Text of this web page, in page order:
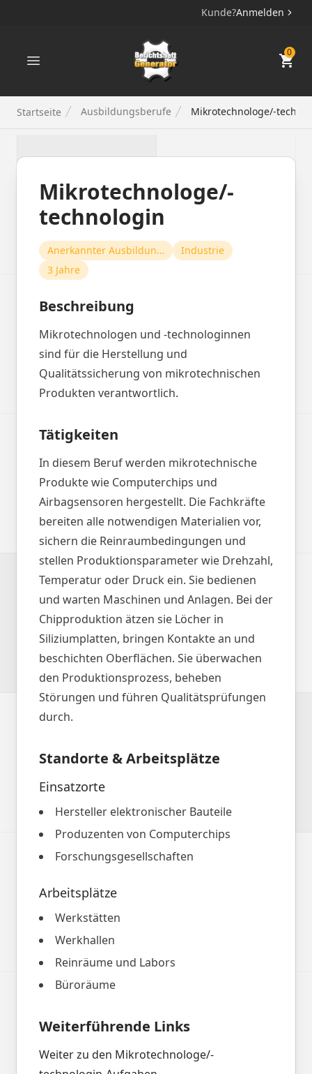
Kunde?Anmelden
Berichtsheft Generator 0
Startseite Ausbildungsberufe Mikrotechnologe/-
Mikrotechnologe/-
technologin
Anerkannter Ausbildungsberuf
Industrie
3 Jahre
Beschreibung
Mikrotechnologen und ‐technologinnen
sind für die Herstellung und
Qualitätssicherung von mikrotechnischen
Produkten verantwortlich.
Tätigkeiten
In diesem Beruf werden mikrotechnische
Produkte wie Computerchips und
Airbagsensoren hergestellt. Die Fachkräfte
bereiten alle notwendigen Materialien vor,
sichern die Reinraumbedingungen und
stellen Produktionsparameter wie Drehzahl,
Temperatur oder Druck ein. Sie bedienen
und warten Maschinen und Anlagen. Bei der
Chipproduktion ätzen sie Löcher in
Siliziumplatten, bringen Kontakte an und
beschichten Oberflächen. Sie überwachen
den Produktionsprozess, beheben
Störungen und führen Qualitätsprüfungen
durch.
Standorte & Arbeitsplätze
Einsatzorte
Hersteller elektronischer Bauteile
Produzenten von Computerchips
Forschungsgesellschaften
Arbeitsplätze
Werkstätten
Werkhallen
Reinräume und Labors
Büroräume
Weiterführende Links
Weiter zu den Mikrotechnologe/-